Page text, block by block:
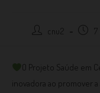
cnu2 7
O Projeto Saúde em
inovadora ao promover